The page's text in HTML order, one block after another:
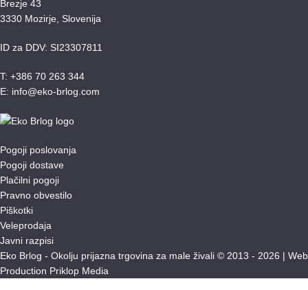
Brezje 43
3330 Mozirje, Slovenija
ID za DDV: SI23307811
T: +386 70 263 344
E: info@eko-brlog.com
Pogoji poslovanja
Pogoji dostave
Plačilni pogoji
Pravno obvestilo
Piškotki
Veleprodaja
Javni razpisi
Eko Brlog - Okolju prijazna trgovina za male živali © 2013 - 2026 | Web
Production Priklop Media